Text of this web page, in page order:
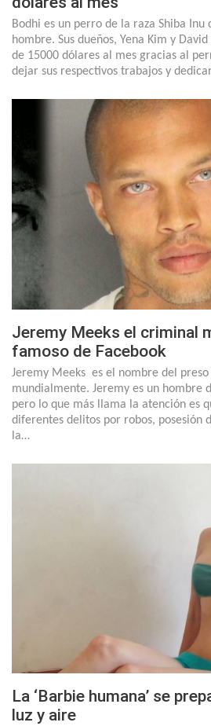
Bodhi es un perro de la raza Shiba Inu
hombre. Sus dueños, Yena Kim y
de 15000 dólares al mes gracias al
dejar sus respectivos trabajos y
Jeremy Meeks el criminal
famoso de Facebook
Jeremy Meeks es el nombre del
mundialmente. Jeremy es un hombre
pero lo que más llama la atención es
diferentes delitos por robos, posesión
la…
La ‘Barbie humana’ se
luz y aire